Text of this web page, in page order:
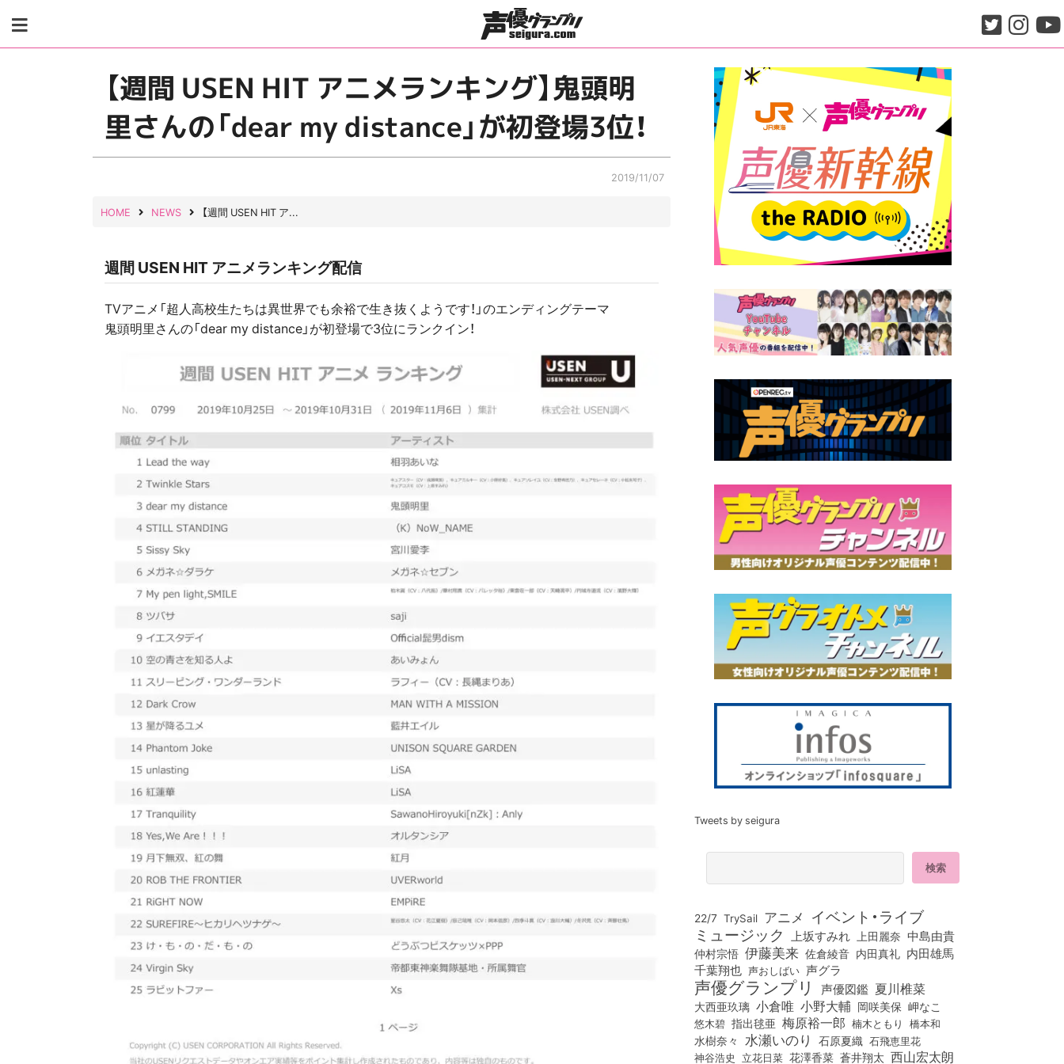
content
【週間 USEN HIT アニメランキング】鬼頭明
里さんの「dear my distance」が初登場3位！
2019/11/07
HOME NEWS 【週間 USEN HIT ア...
週間 USEN HIT アニメランキング配信
TVアニメ「超人高校生たちは異世界でも余裕で生き抜くようです！」のエンディングテーマ
鬼頭明里さんの「dear my distance」が初登場で3位にランクイン！
Tweets by seigura
22/7 TrySail アニメ イベント・ライブ
ミュージック 上坂すみれ 上田麗奈 中島由貴
仲村宗悟 伊藤美来 佐倉綾音 内田真礼 内田雄馬
千葉翔也 声おしばい 声グラ
声優グランプリ 声優図鑑 夏川椎菜
大西亜玖璃 小倉唯 小野大輔 岡咲美保 岬なこ
悠木碧 指出毬亜 梅原裕一郎 楠木ともり 橋本和
水樹奈々 水瀬いのり 石原夏織 石飛恵里花
神谷浩史 立花日菜 花澤香菜 蒼井翔太 西山宏太朗